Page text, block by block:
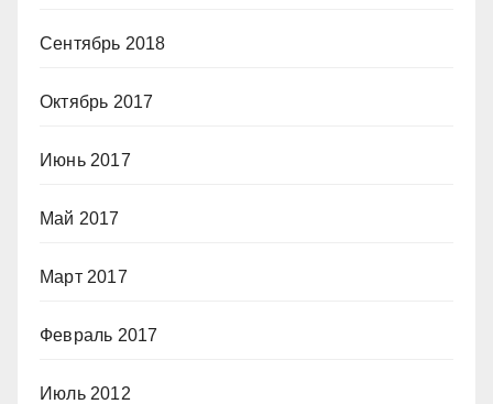
Сентябрь 2018
Октябрь 2017
Июнь 2017
Май 2017
Март 2017
Февраль 2017
Июль 2012